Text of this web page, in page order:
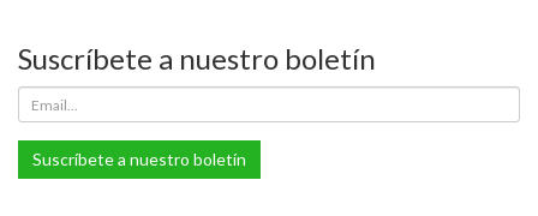
Suscríbete a nuestro boletín
Suscríbete a nuestro boletín